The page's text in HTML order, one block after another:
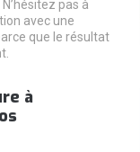
pas à
avec une
que le résultat
à